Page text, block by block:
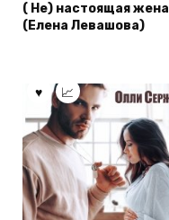
( Не) настоящая жена
(Елена Левашова)